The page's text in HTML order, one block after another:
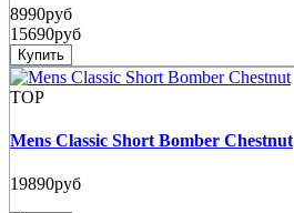
8990руб
15690руб
Купить
TOP
Mens Classic Short Bomber Chestnut
19890руб